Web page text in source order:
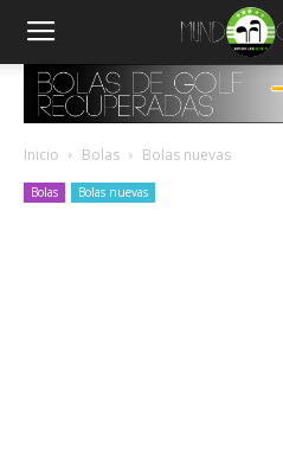
Inicio Bolas Bolas nuevas
Bolas Bolas nuevas